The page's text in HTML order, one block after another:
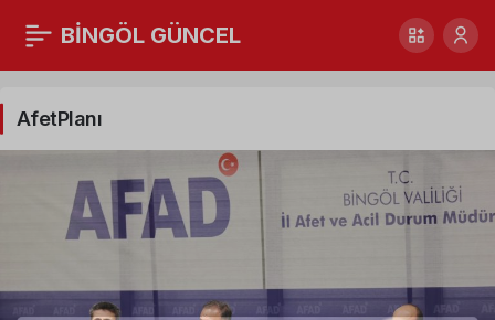
BİNGÖL GÜNCEL
AfetPlanı
Haberleri
AfetPlanı